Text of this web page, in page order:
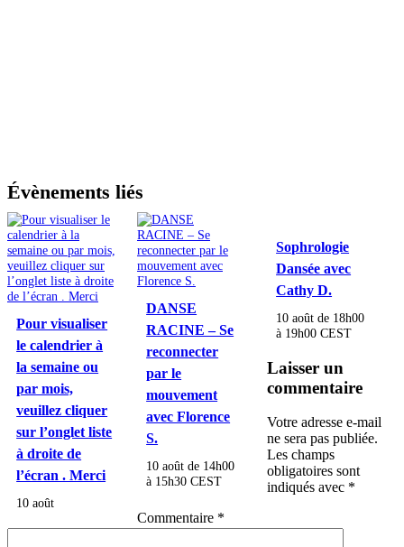
Évènements liés
Pour visualiser
le calendrier à
la semaine ou
par mois,
veuillez cliquer
sur l’onglet liste
à droite de
l’écran . Merci
10 août
DANSE
RACINE – Se
reconnecter
par le
mouvement
avec Florence
S.
10 août de 14h00
à 15h30 CEST
Sophrologie
Dansée avec
Cathy D.
10 août de 18h00
à 19h00 CEST
Laisser un
commentaire
Votre adresse e-mail
ne sera pas publiée.
Les champs
obligatoires sont
indiqués avec *
Commentaire *